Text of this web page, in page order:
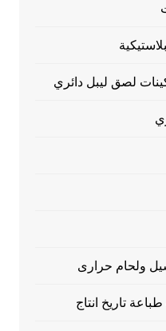
لصق ليبل دائري
ولحام حرارى
تاريخ انتاج